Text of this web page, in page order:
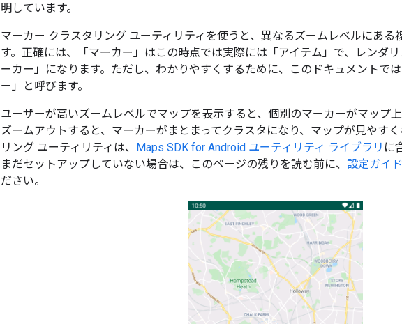
明しています。
マーカー クラスタリング ユーティリティを使うと、異なるズームレベルにある
す。正確には、「マーカー」はこの時点では実際には「アイテム」で、レンダ
ーカー」になります。ただし、わかりやすくするために、このドキュメントで
ー」と呼びます。
ユーザーが高いズームレベルでマップを表示すると、個別のマーカーがマップ
ズームアウトすると、マーカーがまとまってクラスタになり、マップが見やす
リング ユーティリティは、 Maps SDK for Android ユーティリティ ライブラリ に
まだセットアップしていない場合は、このページの残りを読む前に、 設定ガイド
ださい。